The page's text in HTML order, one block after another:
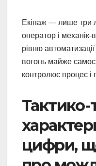
Екіпаж — лише три
оператор і
рівню
вогонь майже
контролює процес і
Тактико-
цифри,